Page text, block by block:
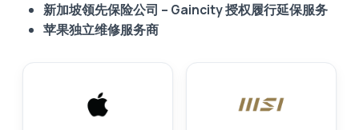
新加坡领先保险公司 – Gaincity 授权履行延保服务
苹果独立维修服务商